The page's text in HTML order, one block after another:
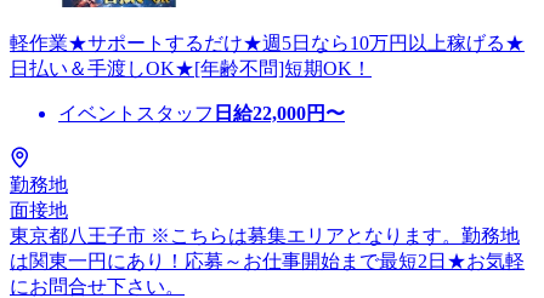
軽作業★サポートするだけ★週5日なら10万円以上稼げる★
日払い＆手渡しOK★[年齢不問]短期OK！
イベントスタッフ 日給22,000円〜
勤務地
面接地
東京都八王子市 ※こちらは募集エリアとなります。勤務地
は関東一円にあり！応募～お仕事開始まで最短2日★お気軽
にお問合せ下さい。